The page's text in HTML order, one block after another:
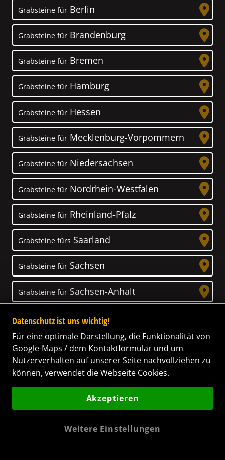
Grabsteine für Berlin
Grabsteine für Brandenburg
Grabsteine für Bremen
Grabsteine für Hamburg
Grabsteine für Hessen
Grabsteine für Mecklenburg-Vorpommern
Grabsteine für Niedersachsen
Grabsteine für Nordrhein-Westfalen
Grabsteine für Rheinland-Pfalz
Grabsteine fürs Saarland
Grabsteine für Sachsen
Grabsteine für Sachsen-Anhalt
Grabsteine für Schleswig-Holstein
Grabsteine fürThüringen
Unser Anspruch
Das Leben ist ein Geschenk! – Nun haben wir
Datenschutz ist uns wichtig!
Für eine optimale Darstellung, die Funktionalität von
Google-Maps / dem Kontaktformular und um
Nutzerverhalten auf unserer Seite nachvollziehen zu
können, verwendet die Webseite Cookies.
Akzeptieren
Weitere Einstellungen